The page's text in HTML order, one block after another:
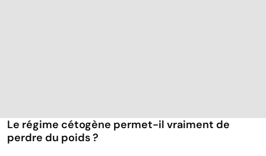
Le régime cétogène permet-il vraiment de
perdre du poids ?